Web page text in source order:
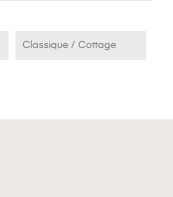
Classique / Cottage